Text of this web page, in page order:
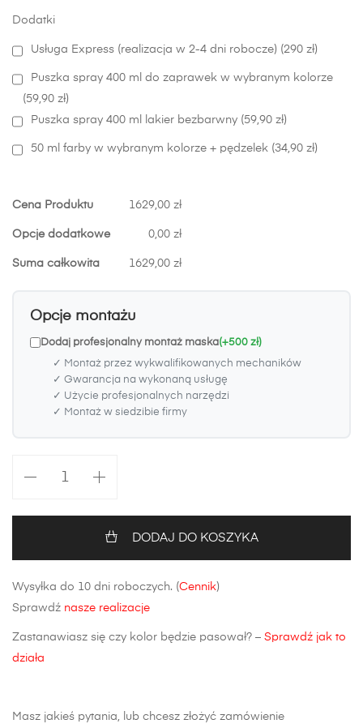
Dodatki
Usługa Express (realizacja w 2-4 dni robocze) (290 zł)
Puszka spray 400 ml do zaprawek w wybranym kolorze
(59,90 zł)
Puszka spray 400 ml lakier bezbarwny (59,90 zł)
50 ml farby w wybranym kolorze + pędzelek (34,90 zł)
Cena Produktu 1629,00 zł
Opcje dodatkowe 0,00 zł
Suma całkowita 1629,00 zł
Opcje montażu
Dodaj profesjonalny montaż maska(+500 zł)
✓ Montaż przez wykwalifikowanych mechaników
✓ Gwarancja na wykonaną usługę
✓ Użycie profesjonalnych narzędzi
✓ Montaż w siedzibie firmy
DODAJ DO KOSZYKA
Wysyłka do 10 dni roboczych. (Cennik)
Sprawdź nasze realizacje
Zastanawiasz się czy kolor będzie pasował? – Sprawdź jak to
działa
Masz jakieś pytania, lub chcesz złożyć zamówienie